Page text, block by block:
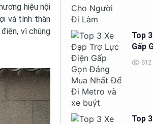
hiệu nội
và tính thân
vì chúng
Top
Gấp
Đi 612
Top